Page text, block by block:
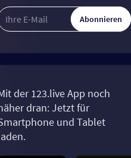
Abonnieren
der 123.live App noch
dran: Jetzt für
und Tablet